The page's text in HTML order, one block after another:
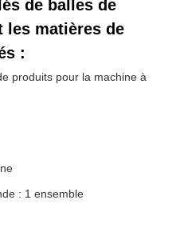
de balles de
les matières de
:
produits pour la machine à
: 1 ensemble